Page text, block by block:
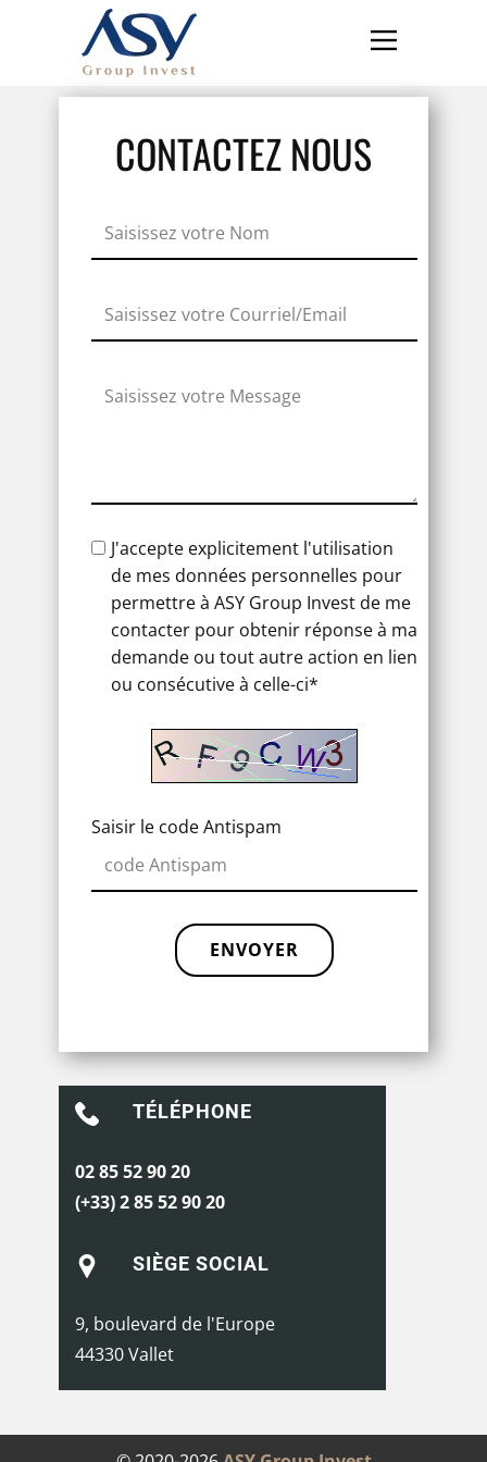
CONTACTEZ NOUS
J'accepte explicitement l'utilisation
de mes données personnelles pour
permettre à ASY Group Invest de me
contacter pour obtenir réponse à ma
demande ou tout autre action en lien
ou consécutive à celle-ci*
Saisir le code Antispam
ENVOYER
TÉLÉPHONE
02 85 52 90 20
(+33) 2 85 52 90 20
SIÈGE SOCIAL
9, boulevard de l'Europe
44330 Vallet